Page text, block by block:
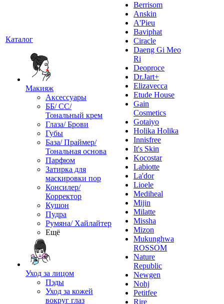
Каталог
Макияж
Аксессуары
ББ/ СС/
Тональный крем
Глаза/ Брови
Губы
База/ Праймер/
Тональная основа
Парфюм
Затирка для
маскировки пор
Консилер/
Корректор
Кушон
Пудра
Румяна/ Хайлайтер
Ещё
Уход за лицом
Пэды
Уход за кожей
вокруг глаз
Berrisom
Anskin
A'Pieu
Baviphat
Ciracle
Daeng Gi Meo
Ri
Deoproce
Dr.Jart+
Elizavecca
Etude House
Gain
Cosmetics
Gotaiyo
Holika Holika
Innisfree
It's Skin
Kocostar
Labiotte
La'dor
Lioele
Mediheal
Mijin
Milatte
Missha
Mizon
Mukunghwa
ROSSOM
Nature
Republic
Newgen
Nohj
Petitfee
Rire